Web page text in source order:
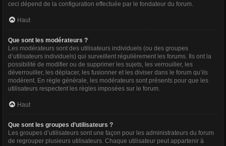
ceci dépend de la configuration effectuée par le fondateur du forum.
Haut
Que sont les modérateurs ?
Les modérateurs sont des utilisateurs individuels (ou des groupes
d’utilisateurs individuels) qui surveillent régulièrement les forums. Ils ont la
possibilité de modifier ou de supprimer les sujets, les verrouiller, les
déverrouiller, les déplacer, les fusionner et les diviser dans le forum qu’ils
modèrent. En règle générale, les modérateurs sont présents pour que les
utilisateurs respectent les règles imposées sur le forum.
Haut
Que sont les groupes d’utilisateurs ?
Les groupes d’utilisateurs sont une façon pour les administrateurs du forum
de regrouper plusieurs utilisateurs. Chaque utilisateur peut appartenir à